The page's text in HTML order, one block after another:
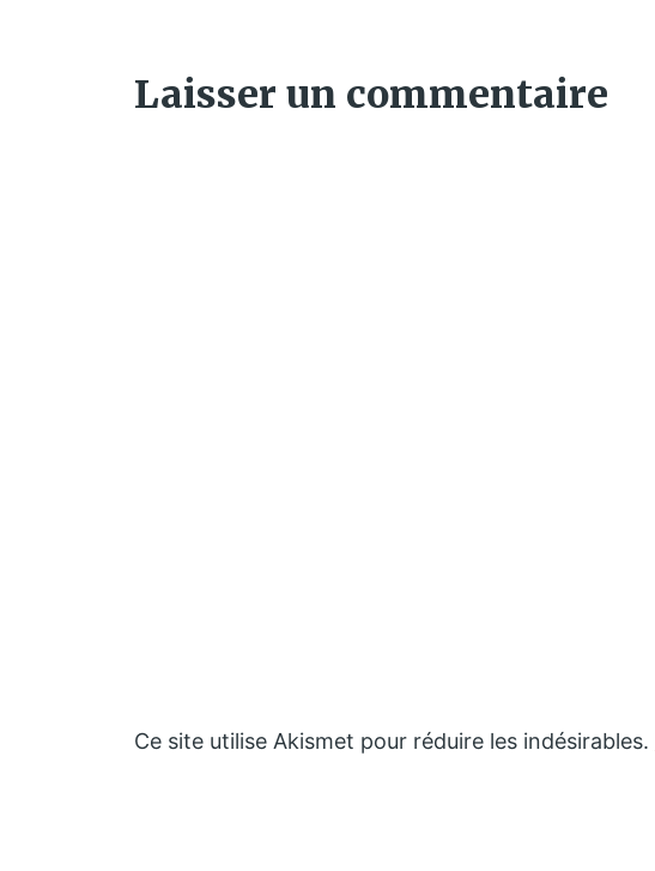
Laisser un commentaire
Ce site utilise Akismet pour réduire les indésirables.